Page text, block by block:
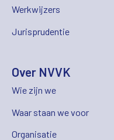
Werkwijzers
Jurisprudentie
Over NVVK
Wie zijn we
Waar staan we voor
Organisatie